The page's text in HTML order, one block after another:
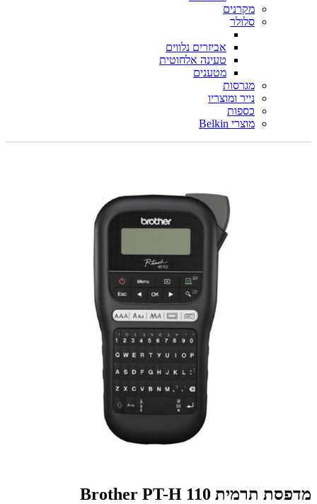
מקרנים
סלולר
אביזרים נלווים
טעינה אלחוטית
מטענים
מגרסות
נייר ומוצריו
כספות
מוצרי Belkin
מדפסת ‏תרמית Brother PT-H 110